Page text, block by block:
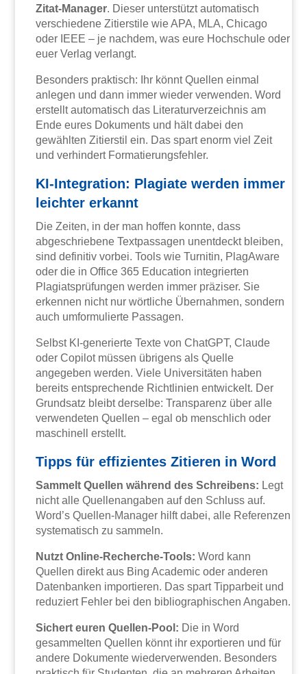
Zitat-Manager. Dieser unterstützt automatisch
verschiedene Zitierstile wie APA, MLA, Chicago
oder IEEE – je nachdem, was eure Hochschule oder
euer Verlag verlangt.
Besonders praktisch: Ihr könnt Quellen einmal
anlegen und dann immer wieder verwenden. Word
erstellt automatisch das Literaturverzeichnis am
Ende eures Dokuments und hält dabei den
gewählten Zitierstil ein. Das spart enorm viel Zeit
und verhindert Formatierungsfehler.
KI-Integration: Plagiate werden immer
leichter erkannt
Die Zeiten, in der man hoffen konnte, dass
abgeschriebene Textpassagen unentdeckt bleiben,
sind definitiv vorbei. Tools wie Turnitin, PlagAware
oder die in Office 365 Education integrierten
Plagiatsprüfungen werden immer präziser. Sie
erkennen nicht nur wörtliche Übernahmen, sondern
auch umformulierte Passagen.
Selbst KI-generierte Texte von ChatGPT, Claude
oder Copilot müssen übrigens als Quelle
angegeben werden. Viele Universitäten haben
bereits entsprechende Richtlinien entwickelt. Der
Grundsatz bleibt derselbe: Transparenz über alle
verwendeten Quellen – egal ob menschlich oder
maschinell erstellt.
Tipps für effizientes Zitieren in Word
Sammelt Quellen während des Schreibens: Legt
nicht alle Quellenangaben auf den Schluss auf.
Word’s Quellen-Manager hilft dabei, alle Referenzen
systematisch zu sammeln.
Nutzt Online-Recherche-Tools: Word kann
Quellen direkt aus Bing Academic oder anderen
Datenbanken importieren. Das spart Tipparbeit und
reduziert Fehler bei den bibliographischen Angaben.
Sichert euren Quellen-Pool: Die in Word
gesammelten Quellen könnt ihr exportieren und für
andere Dokumente wiederverwenden. Besonders